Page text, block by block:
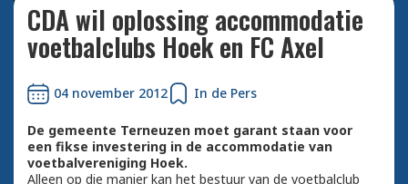
CDA wil oplossing accommodatie
voetbalclubs Hoek en FC Axel
04 november 2012 In de Pers
De gemeente Terneuzen moet garant staan voor
een fikse investering in de accommodatie van
voetbalvereniging Hoek.
Alleen op die manier kan het bestuur van de voetbalclub